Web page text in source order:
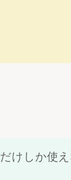
けしか使